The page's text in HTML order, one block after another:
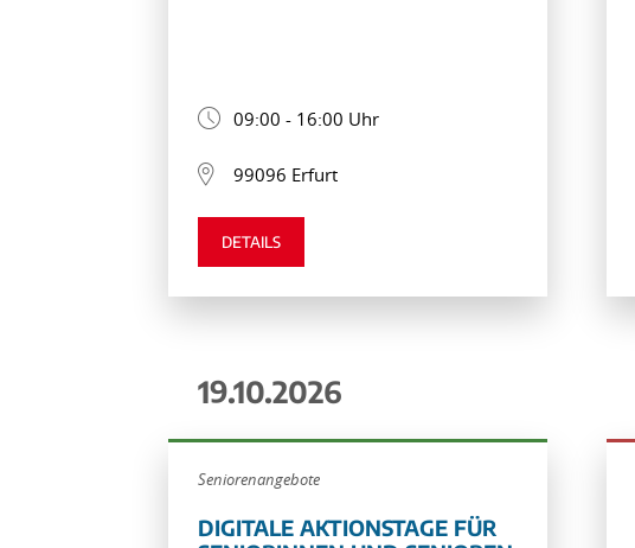
09:00 - 16:00 Uhr
99096 Erfurt
DETAILS
19.10.2026
Seniorenangebote
DIGITALE AKTIONSTAGE FÜR